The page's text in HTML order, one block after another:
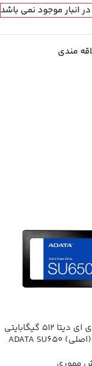
در انبار موجود نمی باشد
مندی
اس اس دی ای دیتا 512 گیگابایتی
آبی BLUE (اصلی) ADATA SU650